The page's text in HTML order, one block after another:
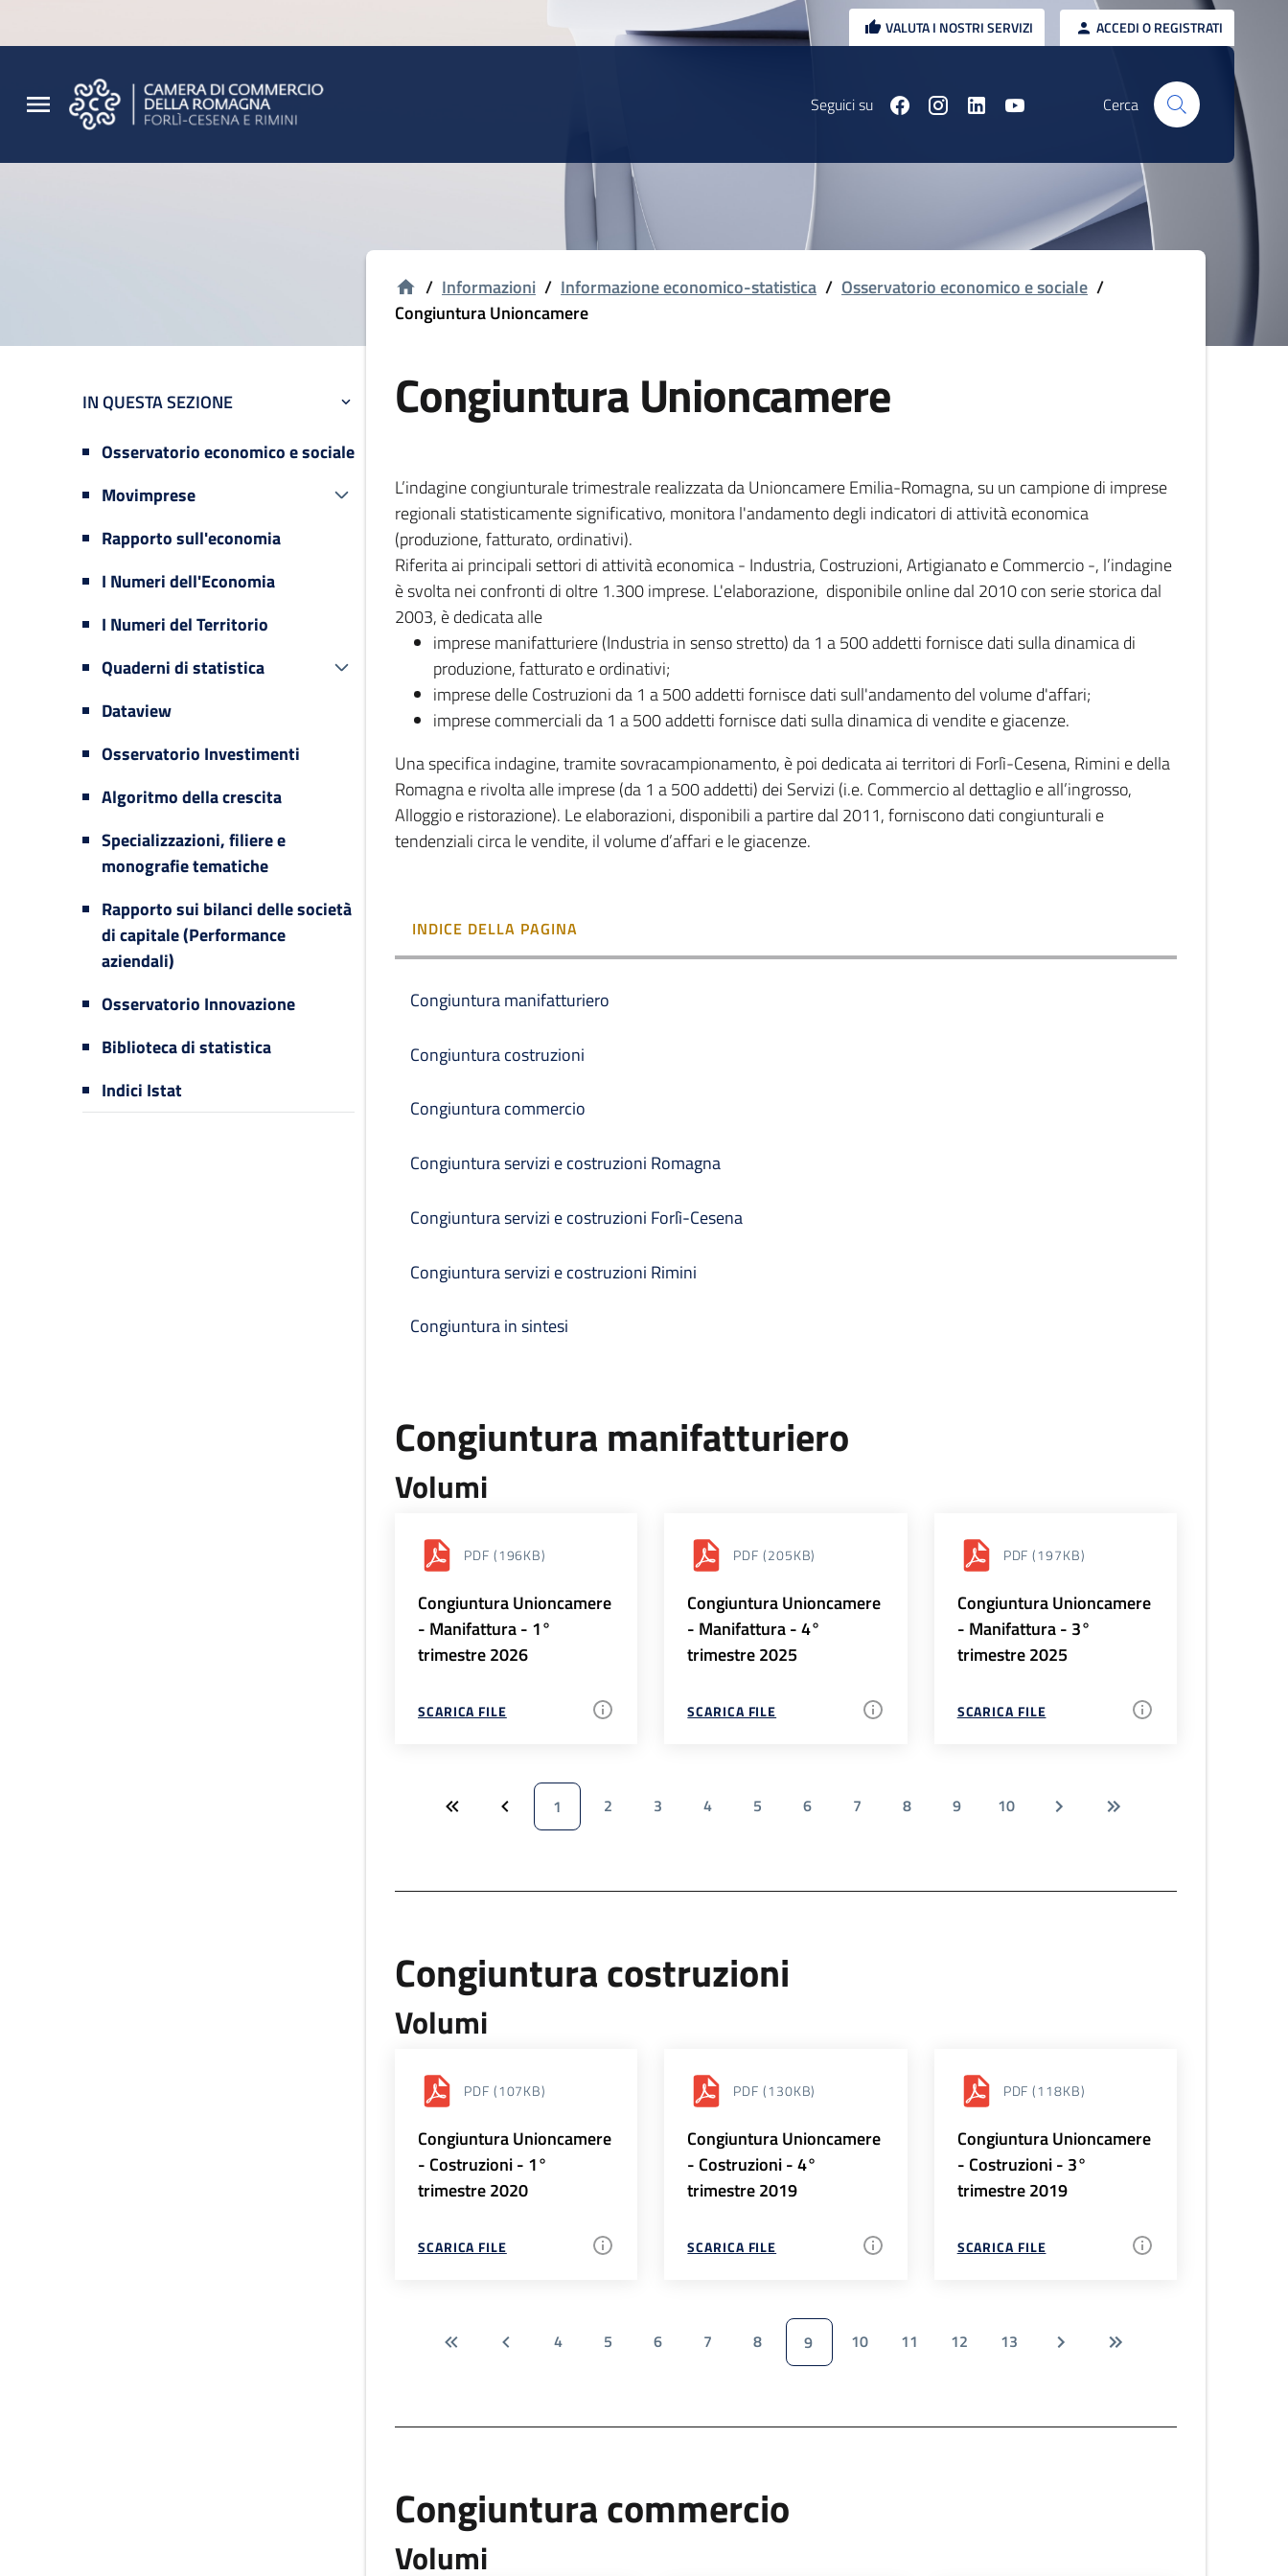
VALUTA I NOSTRI SERVIZI ACCEDI O REGISTRATI
Seguici su Cerca
IN QUESTA SEZIONE
Osservatorio economico e sociale
Movimprese
Rapporto sull'economia
I Numeri dell'Economia
I Numeri del Territorio
Quaderni di statistica
Dataview
Osservatorio Investimenti
Algoritmo della crescita
Specializzazioni, filiere e
monografie tematiche
Rapporto sui bilanci delle società
di capitale (Performance
aziendali)
Osservatorio Innovazione
Biblioteca di statistica
Indici Istat
/ Informazioni / Informazione economico-statistica / Osservatorio economico e sociale /
Congiuntura Unioncamere
Congiuntura Unioncamere
L’indagine congiunturale trimestrale realizzata da Unioncamere Emilia-Romagna, su un campione di imprese
regionali statisticamente significativo, monitora l'andamento degli indicatori di attività economica
(produzione, fatturato, ordinativi).
Riferita ai principali settori di attività economica - Industria, Costruzioni, Artigianato e Commercio -, l’indagine
è svolta nei confronti di oltre 1.300 imprese. L'elaborazione, disponibile online dal 2010 con serie storica dal
2003, è dedicata alle
imprese manifatturiere (Industria in senso stretto) da 1 a 500 addetti fornisce dati sulla dinamica di
produzione, fatturato e ordinativi;
imprese delle Costruzioni da 1 a 500 addetti fornisce dati sull'andamento del volume d'affari;
imprese commerciali da 1 a 500 addetti fornisce dati sulla dinamica di vendite e giacenze.
Una specifica indagine, tramite sovracampionamento, è poi dedicata ai territori di Forlì-Cesena, Rimini e della
Romagna e rivolta alle imprese (da 1 a 500 addetti) dei Servizi (i.e. Commercio al dettaglio e all’ingrosso,
Alloggio e ristorazione). Le elaborazioni, disponibili a partire dal 2011, forniscono dati congiunturali e
tendenziali circa le vendite, il volume d’affari e le giacenze.
INDICE DELLA PAGINA
Congiuntura manifatturiero
Congiuntura costruzioni
Congiuntura commercio
Congiuntura servizi e costruzioni Romagna
Congiuntura servizi e costruzioni Forlì-Cesena
Congiuntura servizi e costruzioni Rimini
Congiuntura in sintesi
Congiuntura manifatturiero
Volumi
PDF (196KB)
Congiuntura Unioncamere
- Manifattura - 1°
trimestre 2026
SCARICA FILE
PDF (205KB)
Congiuntura Unioncamere
- Manifattura - 4°
trimestre 2025
SCARICA FILE
PDF (197KB)
Congiuntura Unioncamere
- Manifattura - 3°
trimestre 2025
SCARICA FILE
1 2 3 4 5 6 7 8 9 10
Congiuntura costruzioni
Volumi
PDF (107KB)
Congiuntura Unioncamere
- Costruzioni - 1°
trimestre 2020
SCARICA FILE
PDF (130KB)
Congiuntura Unioncamere
- Costruzioni - 4°
trimestre 2019
SCARICA FILE
PDF (118KB)
Congiuntura Unioncamere
- Costruzioni - 3°
trimestre 2019
SCARICA FILE
4 5 6 7 8 9 10 11 12 13
Congiuntura commercio
Volumi